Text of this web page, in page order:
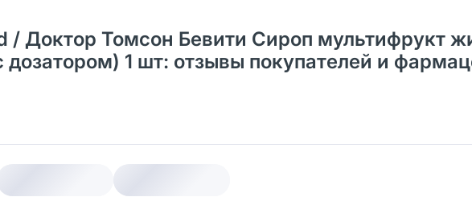
/ Доктор Томсон Бевити Сироп мультифрукт
дозатором) 1 шт: отзывы покупателей и